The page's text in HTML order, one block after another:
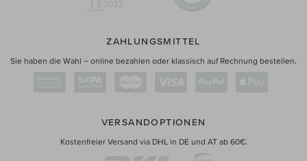
ZAHLUNGSMITTEL
Sie haben die Wahl – online bezahlen oder klassisch auf Rechnung bestellen.
VERSANDOPTIONEN
Kostenfreier Versand via DHL in DE und AT ab 60€.